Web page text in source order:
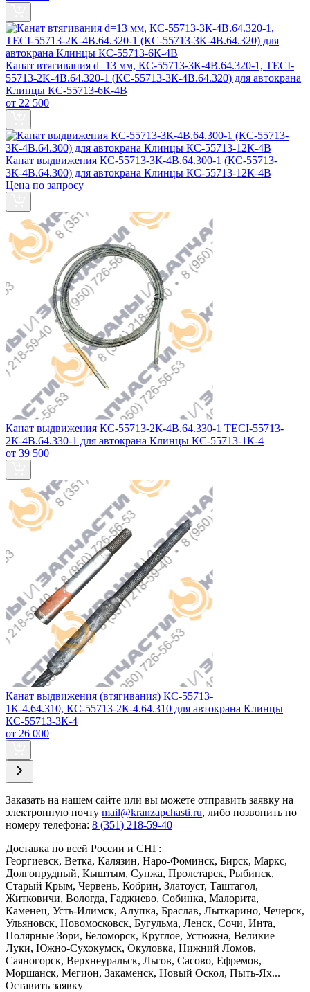
Канат втягивания d=13 мм, КС-55713-3К-4В.64.320-1, TECI-
55713-2K-4B.64.320-1 (КС-55713-3К-4В.64.320) для автокрана
Клинцы КС-55713-6К-4В
от 22 500
Канат выдвижения КС-55713-3К-4В.64.300-1 (КС-55713-
3К-4В.64.300) для автокрана Клинцы КС-55713-12К-4В
Цена по запросу
Канат выдвижения КС-55713-2К-4В.64.330-1 TECI-55713-
2К-4В.64.330-1 для автокрана Клинцы КС-55713-1К-4
от 39 500
Канат выдвижения (втягивания) КС-55713-
1К-4.64.310, КС-55713-2К-4.64.310 для автокрана Клинцы
КС-55713-3К-4
от 26 000
Заказать на нашем сайте или вы можете отправить заявку на
электронную почту mail@kranzapchasti.ru, либо позвонить по
номеру телефона: 8 (351) 218-59-40
Доставка по всей России и СНГ:
Георгиевск, Ветка, Калязин, Наро-Фоминск, Бирск, Маркс,
Долгопрудный, Кыштым, Сунжа, Пролетарск, Рыбинск,
Старый Крым, Червень, Кобрин, Златоуст, Таштагол,
Житковичи, Вологда, Гаджиево, Собинка, Малорита,
Каменец, Усть-Илимск, Алупка, Браслав, Лыткарино, Чечерск,
Ульяновск, Новомосковск, Бугульма, Ленск, Сочи, Инта,
Полярные Зори, Беломорск, Круглое, Устюжна, Великие
Луки, Южно-Сухокумск, Окуловка, Нижний Ломов,
Саяногорск, Верхнеуральск, Льгов, Сасово, Ефремов,
Моршанск, Мегион, Закаменск, Новый Оскол, Пыть-Ях...
Оставить заявку